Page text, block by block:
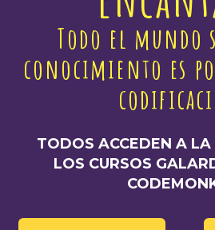
Todo el mundo
conocimiento es
TODOS ACCEDEN A LA
LOS CURSOS